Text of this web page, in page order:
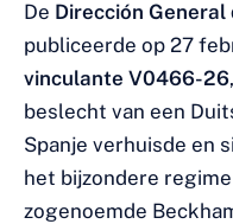
De Dirección General
publiceerde op 27
vinculante V0466-26
beslecht van een
Spanje verhuisde en
het bijzondere
zogenoemde